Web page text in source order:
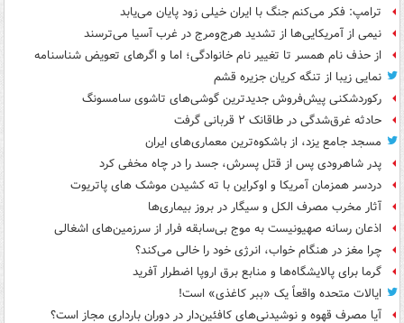
ترامپ: فکر می‌کنم جنگ با ایران خیلی زود پایان می‌یابد
نیمی از آمریکایی‌ها از تشدید هرج‌ومرج در غرب آسیا می‌ترسند
از حذف نام همسر تا تغییر نام خانوادگی؛ اما و اگرهای تعویض شناسنامه
نمایی زیبا از تنگه کریان جزیره قشم
رکوردشکنی پیش‌فروش جدیدترین گوشی‌های تاشوی سامسونگ
حادثه غرق‌شدگی در طاقانک ۲ قربانی گرفت
مسجد جامع یزد، از باشکوه‌ترین معماری‌های ایران
پدر شاهرودی پس از قتل پسرش، جسد را در چاه مخفی کرد
دردسر همزمان آمریکا و اوکراین با ته کشیدن موشک های پاتریوت
آثار مخرب مصرف الکل و سیگار در بروز بیماری‌ها
اذعان رسانه صهیونیست به موج بی‌سابقه فرار از سرزمین‌های اشغالی
چرا مغز در هنگام خواب، انرژی خود را خالی می‌کند؟
گرما برای پالایشگاه‌ها و منابع برق اروپا اضطرار آفرید
ایالات متحده واقعاً یک «ببر کاغذی» است!
آیا مصرف قهوه و نوشیدنی‌های کافئین‌دار در دوران بارداری مجاز است؟